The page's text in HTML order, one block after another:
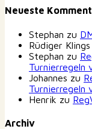
Neueste
Stephan zu
Rüdiger Klings
Stephan zu
Turnierregeln
Johannes zu
Turnierregeln
Henrik zu
Archiv